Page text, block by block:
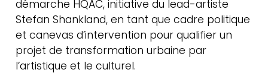
démarche HQAC, initiative du lead-artiste
Stefan Shankland, en tant que cadre politique
et canevas d’intervention pour qualifier un
projet de transformation urbaine par
l’artistique et le culturel.